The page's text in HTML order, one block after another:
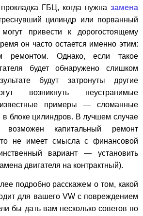
ГБЦ, когда нужна замена
цилиндр или порванный
привести к дорогостоящему
он часто остается именно этим:
ремонтом. Однако, если такое
будет обнаружено слишком
будут затронуты другие
возникнуть неустранимые
примеры — сломанные
блоке цилиндров. В лучшем случае
возможен капитальный ремонт
не имеет смысла с финансовой
вариант — установить
двигателя на контрактный).
подробно расскажем о том, какой
для вашего VW с повреждением
бы дать вам несколько советов по